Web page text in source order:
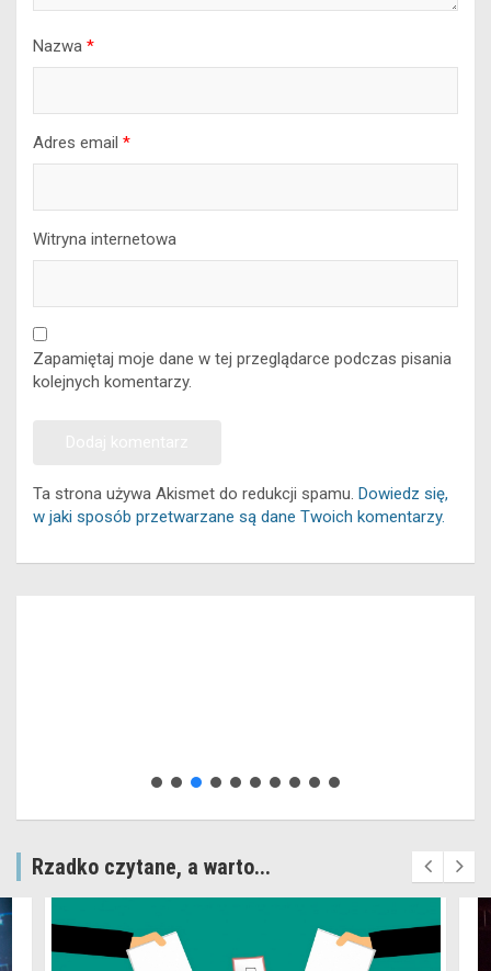
Nazwa *
Adres email *
Witryna internetowa
Zapamiętaj moje dane w tej przeglądarce podczas pisania
kolejnych komentarzy.
Ta strona używa Akismet do redukcji spamu. Dowiedz się,
w jaki sposób przetwarzane są dane Twoich komentarzy.
Rzadko czytane, a warto...